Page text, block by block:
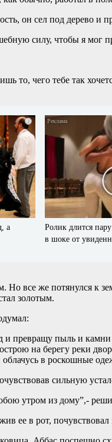
он сел под дерево и
силу, чтобы я мог
то, чего тебе так
i
а
Ролик длится
в шоке от
Но все же потянулся к
золотым.
и превращу пыль и камни
на берегу реки
в роскошные
сильную
утром из дому”,-
ее в рот,